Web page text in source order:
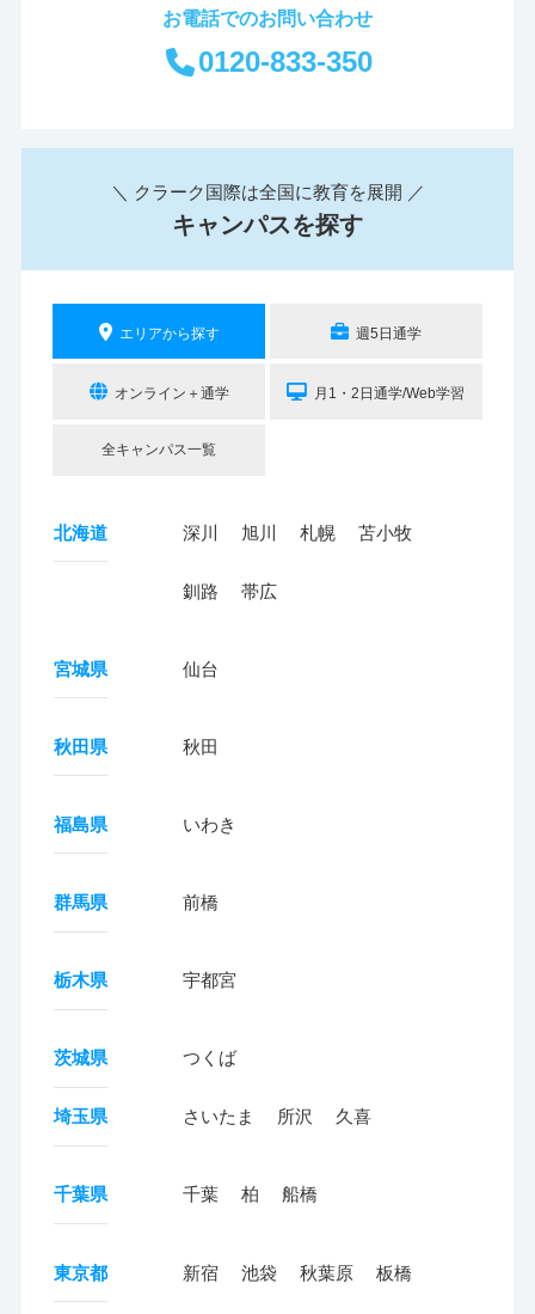
お電話でのお問い合わせ
0120-833-350
＼ クラーク国際は全国に教育を展開 ／
キャンパスを探す
エリアから探す 週5日通学
オンライン＋通学 月1・2日通学/Web学習
全キャンパス一覧
北海道 深川 旭川 札幌 苫小牧
釧路 帯広
宮城県 仙台
秋田県 秋田
福島県 いわき
群馬県 前橋
栃木県 宇都宮
茨城県 つくば
埼玉県 さいたま 所沢 久喜
千葉県 千葉 柏 船橋
東京都 新宿 池袋 秋葉原 板橋